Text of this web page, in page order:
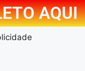
AQUI